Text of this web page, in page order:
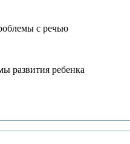
с речью
развития ребенка